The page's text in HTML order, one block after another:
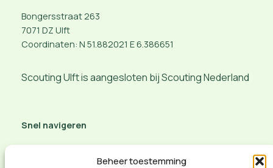
Beheer toestemming
Bongersstraat 263
7071 DZ Ulft
Coordinaten: N 51.882021 E 6.386651
Scouting Ulft is aangesloten bij Scouting Nederland
Snel navigeren
Aanmelden of belangstelling